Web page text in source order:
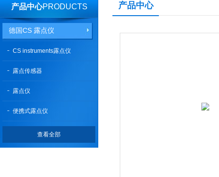
产品中心PRODUCTS
德国CS 露点仪
CS instruments露点仪
露点传感器
露点仪
便携式露点仪
查看全部
产品中心